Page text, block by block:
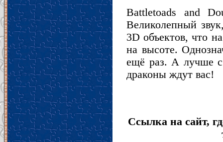
Battletoads and
Великолепный
3D объектов, что
на высоте.
ещё раз. А лучше
драконы ждут вас!
Ссылка на сайт,